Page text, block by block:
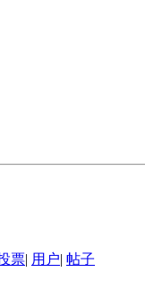
票| 用户| 帖子